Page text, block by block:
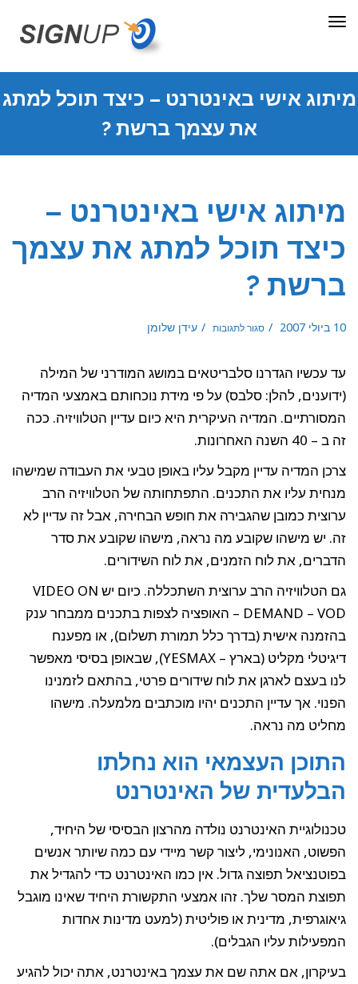
תפריט
מיתוג אישי באינטרנט – כיצד תוכל למתג
את עצמך ברשת ?
מיתוג אישי באינטרנט –
כיצד תוכל למתג את עצמך
ברשת ?
10 ביולי 2007 סגור לתגובות מיתוג
אישי
למתג
עצמך
ברשת
עידן שלומן
עד עכשיו הגדרנו סלבריטאים במושג המודרני של המילה
(ידוענים, להלן: סלבס) על פי מידת נוכחותם באמצעי המדיה
המסורתיים. המדיה העיקרית היא כיום עדיין הטלוויזיה. ככה
זה ב – 40 השנה האחרונות.
צרכן המדיה עדיין מקבל עליו באופן טבעי את העבודה שמישהו
מנחית עליו את התכנים. התפתחותה של הטלוויזיה הרב
ערוצית כמובן שהגבירה את חופש הבחירה, אבל זה עדיין לא
זה. יש מישהו שקובע מה נראה, מישהו שקובע את סדר
הדברים, את לוח הזמנים, את לוח השידורים.
גם הטלוויזיה הרב ערוצית השתכללה. כיום יש VIDEO ON
DEMAND – VOD – האופציה לצפות בתכנים ממבחר ענק
בהזמנה אישית (בדרך כלל תמורת תשלום), או מפענח
דיגיטלי מקליט (בארץ – YESMAX), שבאופן בסיסי מאפשר
לנו בעצם לארגן את לוח שידורים פרטי, בהתאם לזמנינו
הפנוי. אך עדיין התכנים יהיו מוכתבים מלמעלה. מישהו
מחליט מה נראה.
התוכן העצמאי הוא נחלתו
הבלעדית של האינטרנט
טכנולוגיית האינטרנט נולדה מהרצון הבסיסי של היחיד,
הפשוט, האנונימי, ליצור קשר מיידי עם כמה שיותר אנשים
בפוטנציאל תפוצה גדול. אין כמו האינטרנט כדי להגדיל את
תפוצת המסר שלך. זהו אמצעי התקשורת היחיד שאינו מוגבל
גיאוגרפית, מדינית או פוליטית (למעט מדינות אחדות
המפעילות עליו הגבלים).
בעיקרון, אם אתה שם את עצמך באינטרנט, אתה יכול להגיע